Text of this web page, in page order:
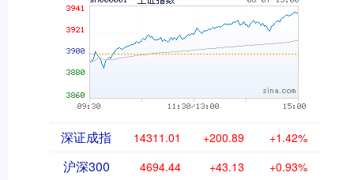
深证成指 14311.01 +200.89 +1.42%
沪深300 4694.44 +43.13 +0.93%